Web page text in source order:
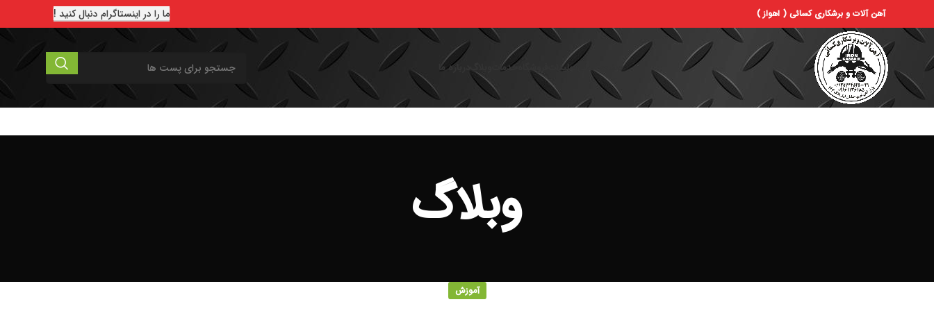
آهن آلات و برشکاری کسائی ( اهواز ) ما را در اینستاگرام دنبال کنید !
صفحه اصلی تولیدات خدمات وبلاگ درباره ما
وبلاگ
آموزش